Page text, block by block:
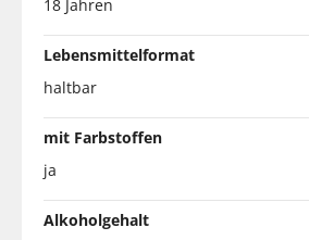
18 Jahren
Lebensmittelformat
haltbar
mit Farbstoffen
ja
Alkoholgehalt